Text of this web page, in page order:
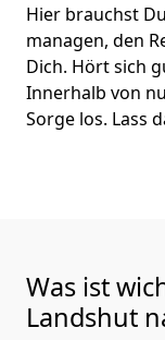
Hier brauchst
managen, den
Dich. Hört sich
Innerhalb von
Sorge los. Lass
Was ist
Landshut